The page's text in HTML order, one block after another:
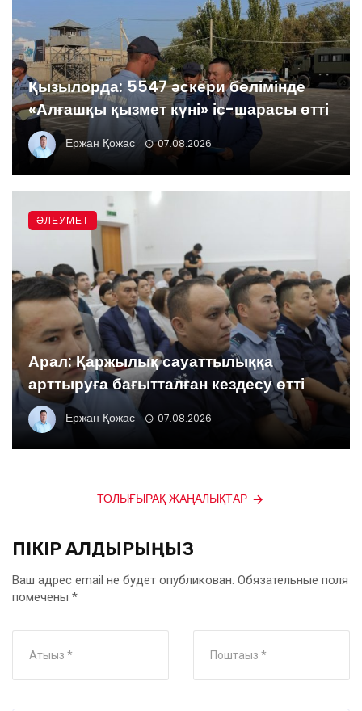
Қызылорда: 5547 әскери бөлімінде
«Алғашқы қызмет күні» іс-шарасы өтті
Ержан Қожас 07.08.2026
Арал: Қаржылық сауаттылыққа
арттыруға бағытталған кездесу өтті
Ержан Қожас 07.08.2026
ӘЛЕУМЕТ
ТОЛЫҒЫРАҚ ЖАҢАЛЫҚТАР
ПІКІР ҚАЛДЫРЫҢЫЗ
Ваш адрес email не будет опубликован. Обязательные поля
помечены *